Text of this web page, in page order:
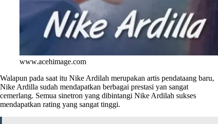
www.acehimage.com
Walapun pada saat itu Nike Ardilah merupakan artis pendataang baru,
Nike Ardilla sudah mendapatkan berbagai prestasi yan sangat
cemerlang. Semua sinetron yang dibintangi Nike Ardilah sukses
mendapatkan rating yang sangat tinggi.